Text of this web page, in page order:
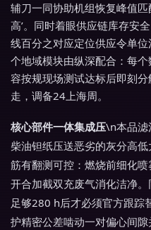
辅刀一同协助机组恢复峰值
高’。同时着眼供应链库存安
线百分之对应定位供应令单
个地域模块由纵深配合：每
容按规现场测试达标后即刻
走，调备24上海周。
核心部件一体集成压\n本品滤
柴油钽纸压送恶劣的灰分高
筋有翻测可控：燃烧前细化
开合加截双充废气消化洁净
足够280 h后才必须官方跟踪
护精密公差啮动一对偏心间